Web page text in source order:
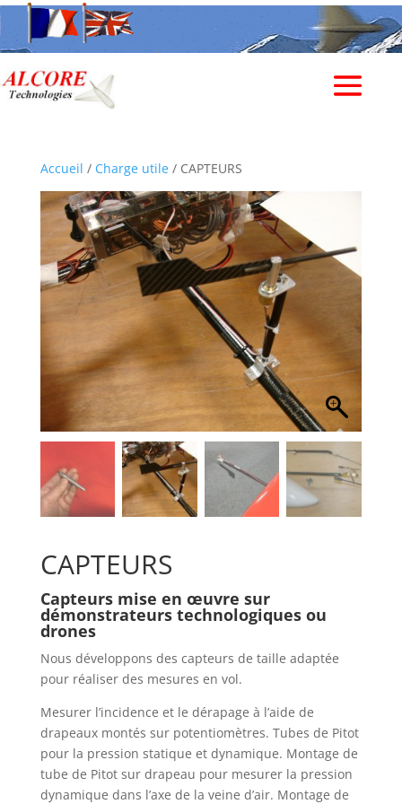
Accueil / Charge utile/ CAPTEURS
CAPTEURS
Capteurs mise en œuvre sur
démonstrateurs technologiques ou
drones
Nous développons des capteurs de taille adaptée
pour réaliser des mesures en vol.
Mesurer l’incidence et le dérapage à l’aide de
drapeaux montés sur potentiomètres. Tubes de Pitot
pour la pression statique et dynamique. Montage de
tube de Pitot sur drapeau pour mesurer la pression
dynamique dans l’axe de la veine d’air. Montage de